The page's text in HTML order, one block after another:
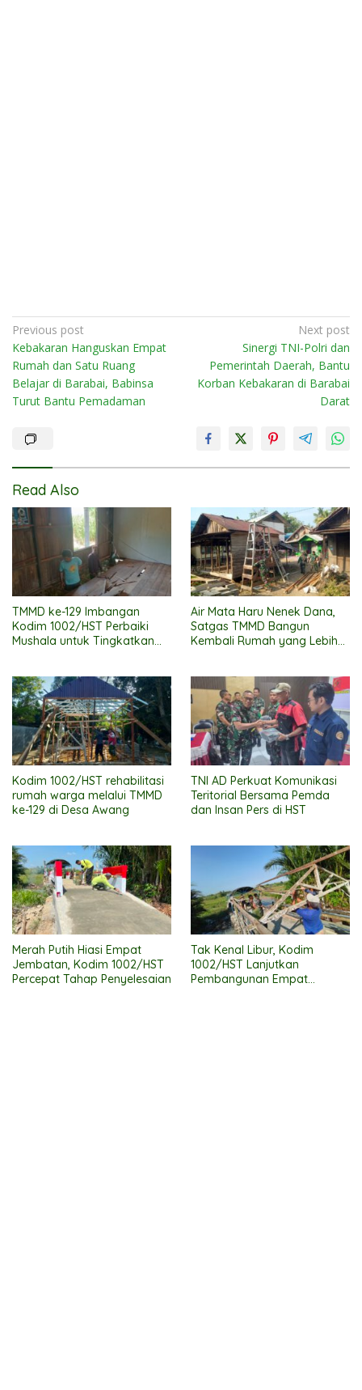
Post
navigation
Previous post
Kebakaran Hanguskan Empat
Rumah dan Satu Ruang
Belajar di Barabai, Babinsa
Turut Bantu Pemadaman
Next post
Sinergi TNI-Polri dan
Pemerintah Daerah, Bantu
Korban Kebakaran di Barabai
Darat
Read Also
TMMD ke-129 Imbangan
Kodim 1002/HST Perbaiki
Mushala untuk Tingkatkan
Air Mata Haru Nenek Dana,
Satgas TMMD Bangun
Kembali Rumah yang Lebih
Kodim 1002/HST rehabilitasi
rumah warga melalui TMMD
ke-129 di Desa Awang
TNI AD Perkuat Komunikasi
Teritorial Bersama Pemda
dan Insan Pers di HST
Merah Putih Hiasi Empat
Jembatan, Kodim 1002/HST
Percepat Tahap Penyelesaian
Tak Kenal Libur, Kodim
1002/HST Lanjutkan
Pembangunan Empat